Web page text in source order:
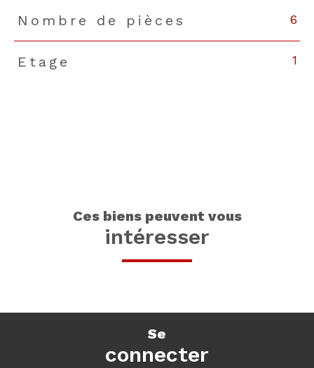
Nombre de pièces 6
Etage 1
ces biens peuvent vous
intéresser
se
connecter